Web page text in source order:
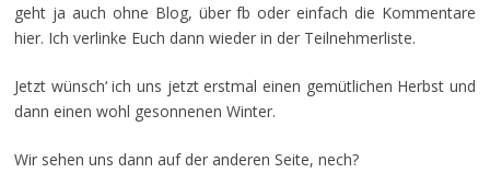
geht ja auch ohne Blog, über fb oder einfach die Kommentare
hier. Ich verlinke Euch dann wieder in der Teilnehmerliste.
Jetzt wünsch‘ ich uns jetzt erstmal einen gemütlichen Herbst und
dann einen wohl gesonnenen Winter.
Wir sehen uns dann auf der anderen Seite, nech?